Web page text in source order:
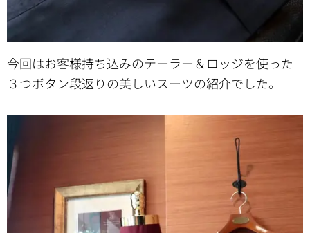
今回はお客様持ち込みのテーラー＆ロッジを使った
３つボタン段返りの美しいスーツの紹介でした。